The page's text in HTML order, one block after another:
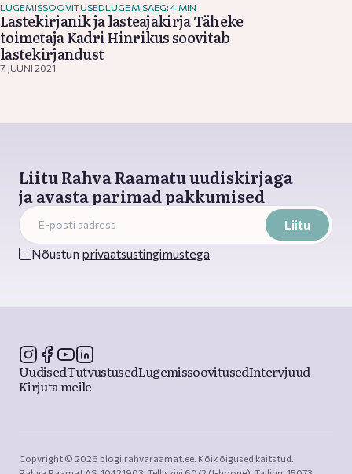
LUGEMISSOOVITUSEDLUGEMISAEG: 4 MIN
Lastekirjanik ja lasteajakirja Täheke
toimetaja Kadri Hinrikus soovitab
lastekirjandust
7. JUUNI 2021
Liitu Rahva Raamatu uudiskirjaga
ja avasta parimad pakkumised
Liitu
Nõustun privaatsustingimustega
UudisedTutvustusedLugemissoovitusedIntervjuud
Kirjuta meile
Copyright © 2026 blogi.rahvaraamat.ee. Kõik õigused kaitstud.